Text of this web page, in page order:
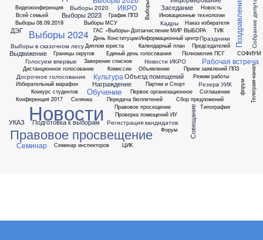
Видеоконференция
Всей семьей
Выборы 08.09.2019
Выборы 2020
Выборы 2023
Выборы 2024
Выборы МСУ
Выборы в сказочном лесу
Выдвижение
ГАС «Выборы»
Голосуем впервые
Границы округов
График ППЗ
ДЭГ
День Конституции
Диплом юриста
Дистанционное голосование
Допзачисление
Досрочное голосование
Единый день голосования
Заверение списков
Заседание
ИКРО
Избирательный марафон
Иновационные технологии
Информационный центр
Кадры
Календарный план
Комиссии
Конкурс студентов
Конференция 2017
Культура
МИР ВЫБОРА
Награждение
Наказ избирателя
Новости
Новости ИКРО
Новость
Обучение
Объезд помещений
Объявление
Партии и Спорт
Первое организационное
Передача бюллетеней
Подготовка к выборам
Поздравления
Полномочия ПСГ
Правовое просвещение
Правовое просещение
Праздники
Председателей
Прием заявлений ППЗ
Проверка помещений ИУ
Рабочая встреча
Регистрация кандидатов
Режим работы
Резерв УИК
СОФИУМ
Сбор предложений
Селянка
Семинар Семинар инспекторов
Собрание депутатов
Совещание
Соглашение
ТИК
Телеграм-канал
Типография
УКАЗ
Форум
ЦИК
форум